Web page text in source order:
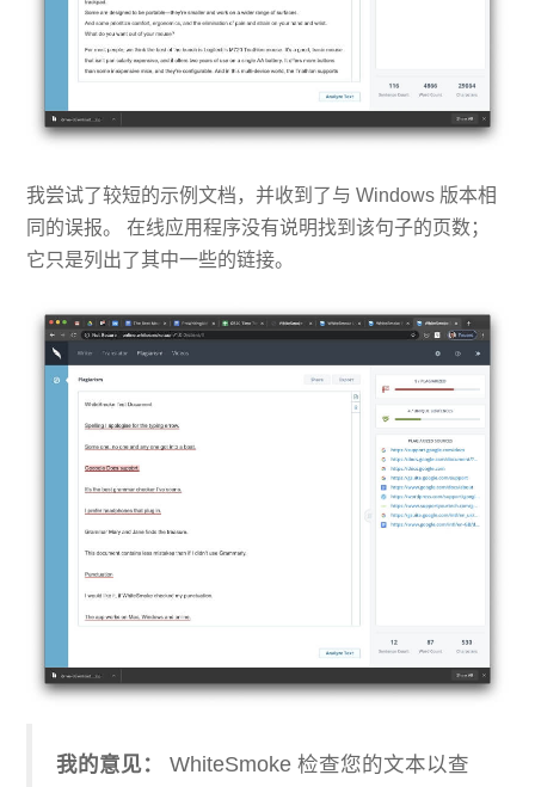
我尝试了较短的示例文档，并收到了与 Windows 版本相
同的误报。 在线应用程序没有说明找到该句子的页数；
它只是列出了其中一些的链接。
我的意见：
WhiteSmoke 检查您的文本以查